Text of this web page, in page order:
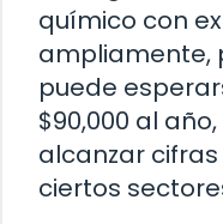
químico con
ampliamente,
puede
$90,000 al
alcanzar
ciertos